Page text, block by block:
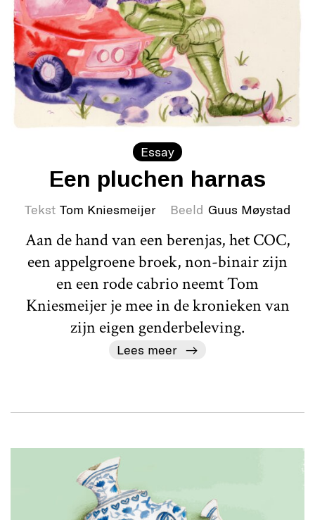
Essay
Een pluchen harnas
Tekst Tom Kniesmeijer Beeld Guus Møystad
Aan de hand van een berenjas, het COC,
een appelgroene broek, non-binair zijn
en een rode cabrio neemt Tom
Kniesmeijer je mee in de kronieken van
zijn eigen genderbeleving.
Lees meer